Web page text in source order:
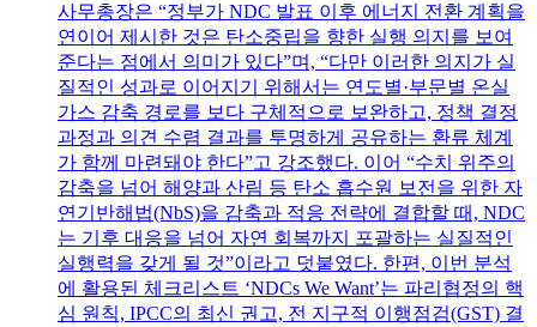
사무총장은 “정부가 NDC 발표 이후 에너지 전환 계획을
연이어 제시한 것은 탄소중립을 향한 실행 의지를 보여
준다는 점에서 의미가 있다”며, “다만 이러한 의지가 실
질적인 성과로 이어지기 위해서는 연도별·부문별 온실
가스 감축 경로를 보다 구체적으로 보완하고, 정책 결정
과정과 의견 수렴 결과를 투명하게 공유하는 환류 체계
가 함께 마련돼야 한다”고 강조했다. 이어 “수치 위주의
감축을 넘어 해양과 산림 등 탄소 흡수원 보전을 위한 자
연기반해법(NbS)을 감축과 적응 전략에 결합할 때, NDC
는 기후 대응을 넘어 자연 회복까지 포괄하는 실질적인
실행력을 갖게 될 것”이라고 덧붙였다. 한편, 이번 분석
에 활용된 체크리스트 ‘NDCs We Want’는 파리협정의 핵
심 원칙, IPCC의 최신 권고, 전 지구적 이행점검(GST) 결